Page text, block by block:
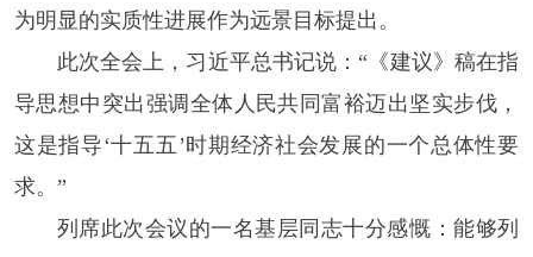
为明显的实质性进展作为远景目标提出。
此次全会上，习近平总书记说：“《建议》稿在指
导思想中突出强调全体人民共同富裕迈出坚实步伐，
这是指导‘十五五’时期经济社会发展的一个总体性要
求。”
列席此次会议的一名基层同志十分感慨：能够列